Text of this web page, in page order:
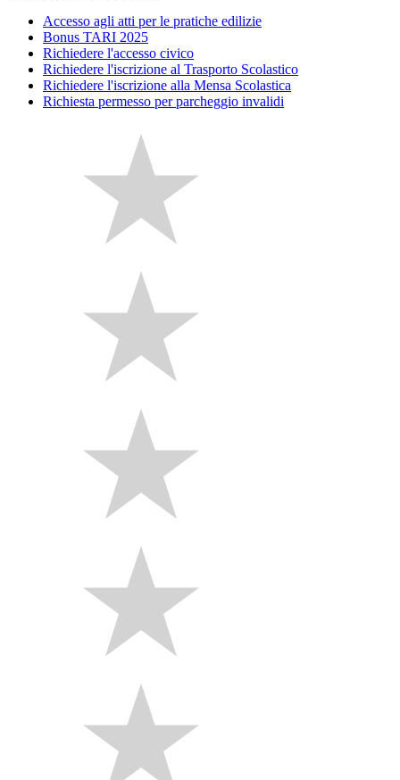
Accesso agli atti per le pratiche edilizie
Bonus TARI 2025
Richiedere l'accesso civico
Richiedere l'iscrizione al Trasporto Scolastico
Richiedere l'iscrizione alla Mensa Scolastica
Richiesta permesso per parcheggio invalidi